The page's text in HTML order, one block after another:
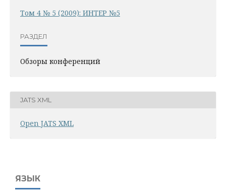
Том 4 № 5 (2009): ИНТЕР №5
РАЗДЕЛ
Обзоры конференций
JATS XML
Open JATS XML
ЯЗЫК